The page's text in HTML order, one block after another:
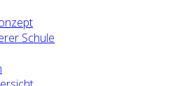
Schule